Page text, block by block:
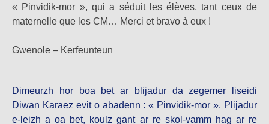
« Pinvidik-mor », qui a séduit les élèves, tant ceux de
maternelle que les CM… Merci et bravo à eux !
Gwenole – Kerfeunteun
Dimeurzh hor boa bet ar blijadur da zegemer liseidi
Diwan Karaez evit o abadenn : « Pinvidik-mor ». Plijadur
e-leizh a oa bet, koulz gant ar re skol-vamm hag ar re